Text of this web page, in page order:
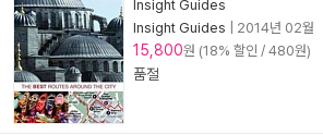
Insight Guides
Insight Guides
2014년 02월
15,800원 (18% 할인 / 480원)
품절